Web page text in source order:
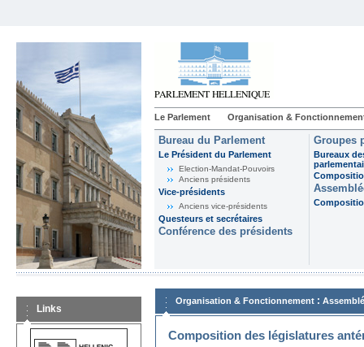
Le Parlement Organisation &
Bureau du Parlement
Le Président du Parlement
Election-Mandat-Pouvoirs
Anciens présidents
Vice-présidents
Anciens vice-présidents
Questeurs et secrétaires
Conférence des présidents
Groupes
Bureaux
Links
Organisation & Fonctionnement :
Composition des législatures